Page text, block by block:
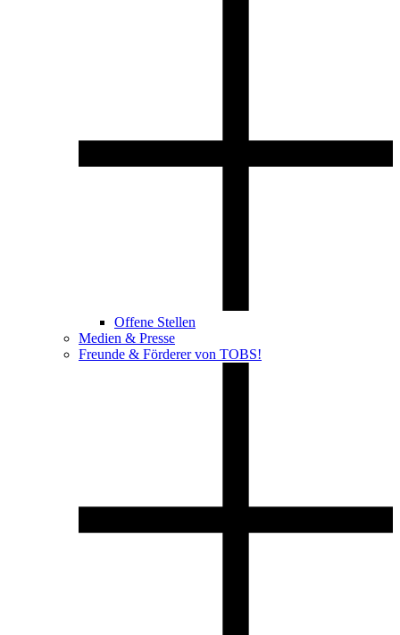
Offene Stellen
Medien & Presse
Freunde & Förderer von TOBS!